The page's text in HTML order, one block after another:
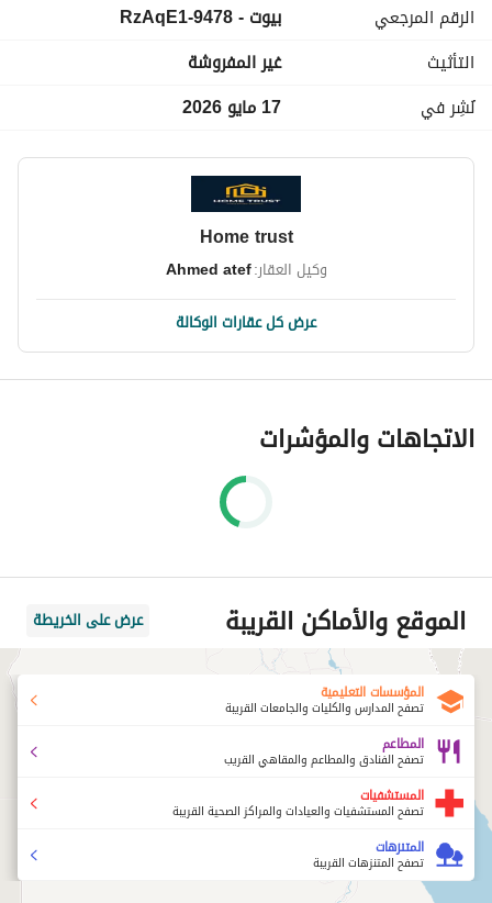
الرقم المرجعي
بيوت - 9478-RzAqE1
التأثيث
غير المفروشة
نُشِر في
17 مايو 2026
Home trust
وكيل العقار:Ahmed atef
عرض كل عقارات الوكالة
الاتجاهات والمؤشرات
الموقع والأماكن القريبة عرض على الخريطة
المؤسسات التعليمية
تصفح المدارس والكليات والجامعات القريبة
المطاعم
تصفح الفنادق والمطاعم والمقاهي القريب
المستشفيات
تصفح المستشفيات والعيادات والمراكز الصحية القريبة
المتنزهات
تصفح المتنزهات القريبة